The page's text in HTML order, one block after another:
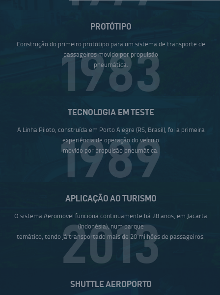
PROTÓTIPO
Construção do primeiro protótipo para um sistema de transporte de
passageiros movido por propulsão
pneumática.
1983
TECNOLOGIA EM TESTE
A Linha Piloto, construída em Porto Alegre (RS, Brasil), foi a primeira
experiência de operação do veículo
movido por propulsão pneumática.
1989
APLICAÇÃO AO TURISMO
O sistema Aeromovel funciona continuamente há 28 anos, em Jacarta
(Indonésia), num parque
temático, tendo já transportado mais de 20 milhões de passageiros.
2013
SHUTTLE AEROPORTO